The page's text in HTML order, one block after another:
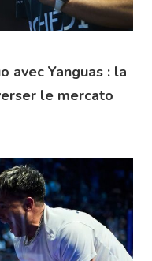
avec Yanguas : la
le mercato